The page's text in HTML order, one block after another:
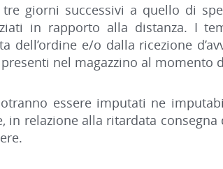
giorni successivi a quello di
in rapporto alla distanza. I
e/o dalla ricezione
nel magazzino al momento
essere imputati ne
relazione alla ritardata consegna